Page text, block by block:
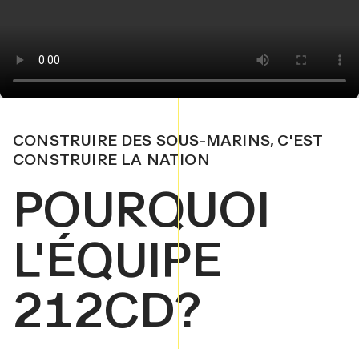
CONSTRUIRE DES SOUS-MARINS, C'EST
CONSTRUIRE LA NATION
POURQUOI
L'ÉQUIPE
212CD?